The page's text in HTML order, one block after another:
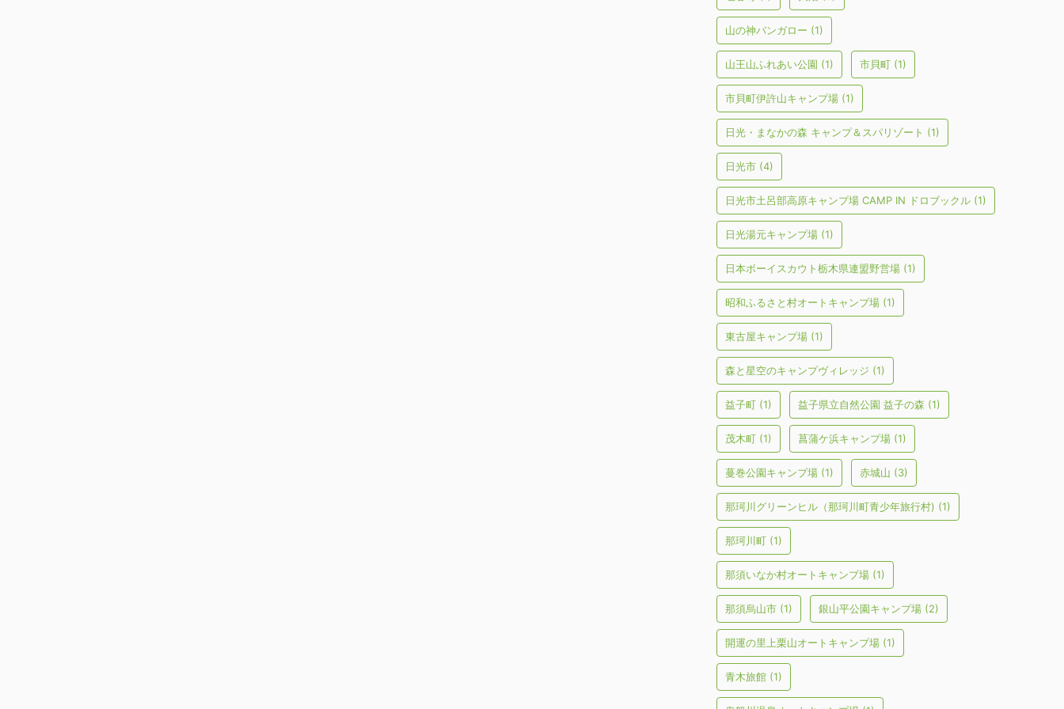
山の神バンガロー (1)
山王山ふれあい公園 (1) 市貝町 (1)
市貝町伊許山キャンプ場 (1)
日光・まなかの森 キャンプ＆スパリゾート (1)
日光市 (4)
日光市土呂部高原キャンプ場 CAMP IN ドロブックル (1)
日光湯元キャンプ場 (1)
日本ボーイスカウト栃木県連盟野営場 (1)
昭和ふるさと村オートキャンプ場 (1)
東古屋キャンプ場 (1)
森と星空のキャンプヴィレッジ (1)
益子町 (1) 益子県立自然公園 益子の森 (1)
茂木町 (1) 菖蒲ケ浜キャンプ場 (1)
蔓巻公園キャンプ場 (1) 赤城山 (3)
那珂川グリーンヒル（那珂川町青少年旅行村) (1)
那珂川町 (1)
那須いなか村オートキャンプ場 (1)
那須烏山市 (1) 銀山平公園キャンプ場 (2)
開運の里上栗山オートキャンプ場 (1)
青木旅館 (1)